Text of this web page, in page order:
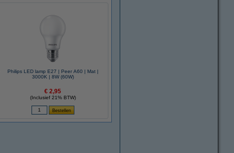
Philips LED lamp E27 | Peer A60 | Mat |
3000K | 8W (60W)
€ 2,95
(Inclusief 21% BTW)